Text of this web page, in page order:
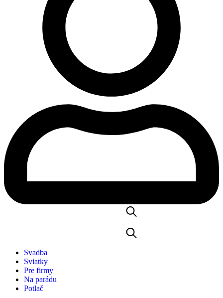
Svadba
Sviatky
Pre firmy
Na parádu
Potlač